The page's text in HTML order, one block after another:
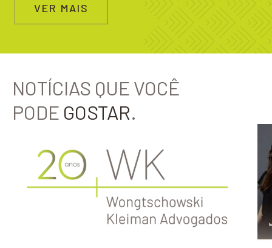
VER MAIS
NOTÍCIAS QUE VOCÊ
PODE GOSTAR.